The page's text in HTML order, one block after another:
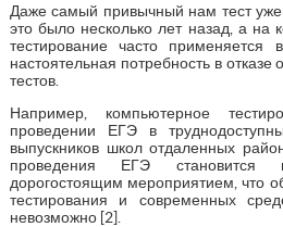
Даже самый привычный нам тест уже
это было несколько лет назад, а на
тестирование часто применяется
настоятельная потребность в
тестов.
Например, компьютерное
проведении ЕГЭ в
выпускников школ отдаленных
проведения ЕГЭ становится
дорогостоящим мероприятием, что
тестирования и современных
невозможно [2].